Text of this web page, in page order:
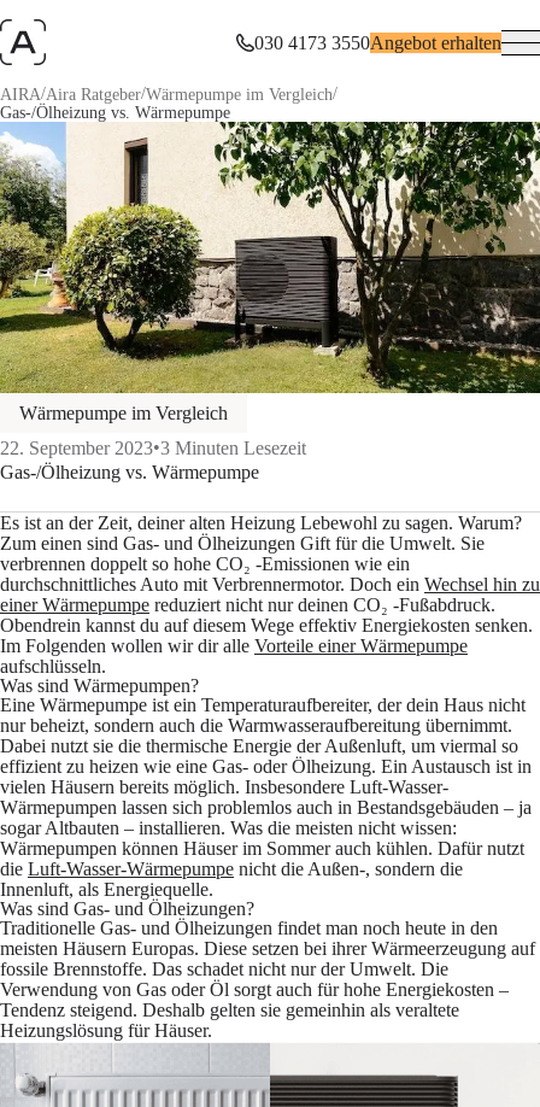
030 4173 3550Angebot erhalten
AIRA/Aira Ratgeber/Wärmepumpe im Vergleich/
Gas-/Ölheizung vs. Wärmepumpe
Wärmepumpe im Vergleich
22. September 2023•3 Minuten Lesezeit
Gas-/Ölheizung vs. Wärmepumpe
Es ist an der Zeit, deiner alten Heizung Lebewohl zu sagen. Warum?
Zum einen sind Gas- und Ölheizungen Gift für die Umwelt. Sie
verbrennen doppelt so hohe CO₂ -Emissionen wie ein
durchschnittliches Auto mit Verbrennermotor. Doch ein Wechsel hin zu
einer Wärmepumpe reduziert nicht nur deinen CO₂ -Fußabdruck.
Obendrein kannst du auf diesem Wege effektiv Energiekosten senken.
Im Folgenden wollen wir dir alle Vorteile einer Wärmepumpe
aufschlüsseln.
Was sind Wärmepumpen?
Eine Wärmepumpe ist ein Temperaturaufbereiter, der dein Haus nicht
nur beheizt, sondern auch die Warmwasseraufbereitung übernimmt.
Dabei nutzt sie die thermische Energie der Außenluft, um viermal so
effizient zu heizen wie eine Gas- oder Ölheizung. Ein Austausch ist in
vielen Häusern bereits möglich. Insbesondere Luft-Wasser-
Wärmepumpen lassen sich problemlos auch in Bestandsgebäuden – ja
sogar Altbauten – installieren. Was die meisten nicht wissen:
Wärmepumpen können Häuser im Sommer auch kühlen. Dafür nutzt
die Luft-Wasser-Wärmepumpe nicht die Außen-, sondern die
Innenluft, als Energiequelle.
Was sind Gas- und Ölheizungen?
Traditionelle Gas- und Ölheizungen findet man noch heute in den
meisten Häusern Europas. Diese setzen bei ihrer Wärmeerzeugung auf
fossile Brennstoffe. Das schadet nicht nur der Umwelt. Die
Verwendung von Gas oder Öl sorgt auch für hohe Energiekosten –
Tendenz steigend. Deshalb gelten sie gemeinhin als veraltete
Heizungslösung für Häuser.